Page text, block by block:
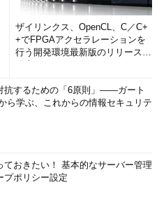
ザイリンクス、OpenCL、C／C+
+でFPGAアクセラレーションを
行う開発環境最新版のリリースを
抗するための「6原則」――ガート
ら学ぶ、これからの情報セキュリテ
ておきたい！ 基本的なサーバー管理
プポリシー設定